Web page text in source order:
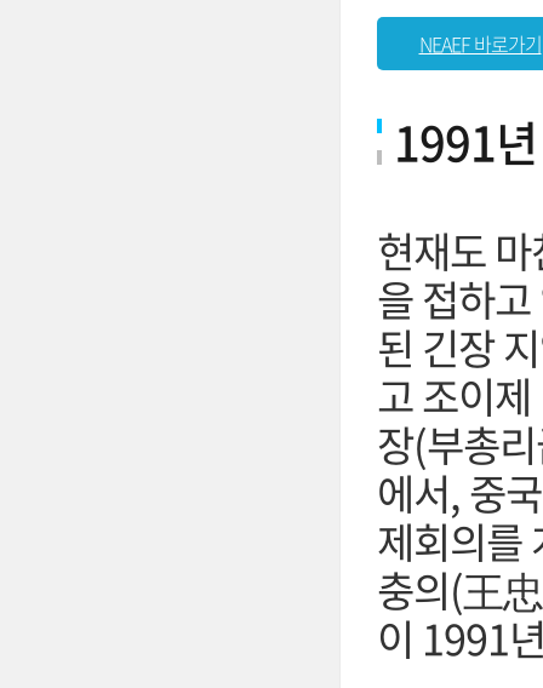
NEAEF 바로가기
1991
현재도
을 접하
된 긴장
고 조이
장(부총
에서, 중
제회의를
충의(王
이 1991